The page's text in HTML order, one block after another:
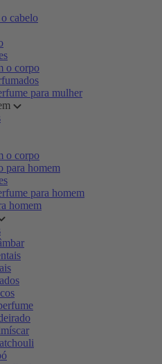
cabelo
o corpo
para mulher
o corpo
para homem
para homem
homem